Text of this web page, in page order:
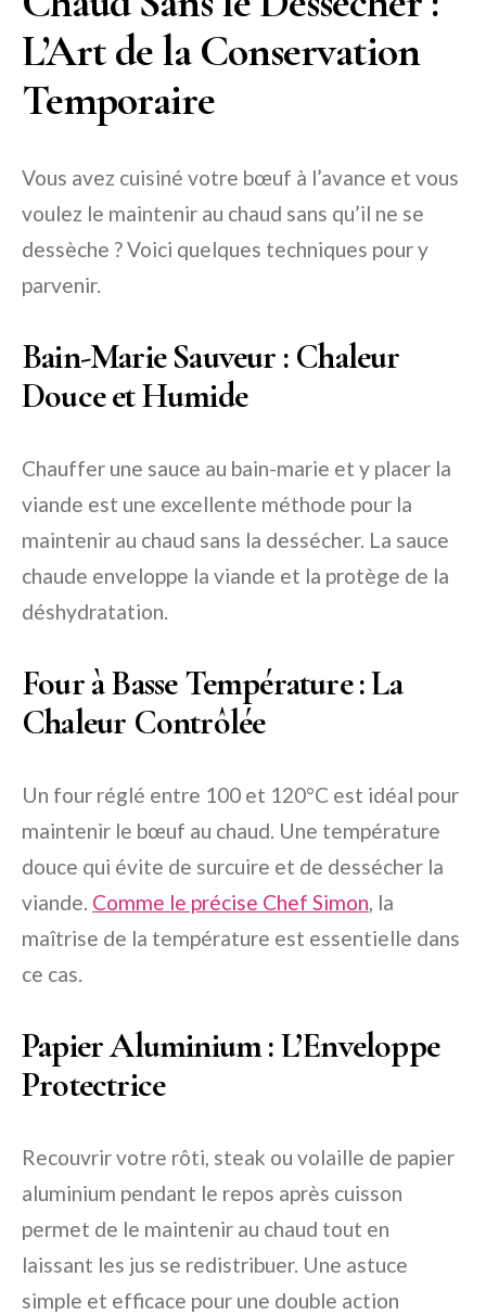
L’Art de la Conservation
Temporaire
Vous avez cuisiné votre bœuf à l’avance et vous
voulez le maintenir au chaud sans qu’il ne se
dessèche ? Voici quelques techniques pour y
parvenir.
Bain-Marie Sauveur : Chaleur
Douce et Humide
Chauffer une sauce au bain-marie et y placer la
viande est une excellente méthode pour la
maintenir au chaud sans la dessécher. La sauce
chaude enveloppe la viande et la protège de la
déshydratation.
Four à Basse Température : La
Chaleur Contrôlée
Un four réglé entre 100 et 120°C est idéal pour
maintenir le bœuf au chaud. Une température
douce qui évite de surcuire et de dessécher la
viande. Comme le précise Chef Simon, la
maîtrise de la température est essentielle dans
ce cas.
Papier Aluminium : L’Enveloppe
Protectrice
Recouvrir votre rôti, steak ou volaille de papier
aluminium pendant le repos après cuisson
permet de le maintenir au chaud tout en
laissant les jus se redistribuer. Une astuce
simple et efficace pour une double action